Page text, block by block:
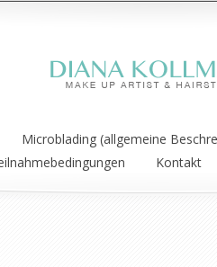
Microblading (allgemeine
Kontakt